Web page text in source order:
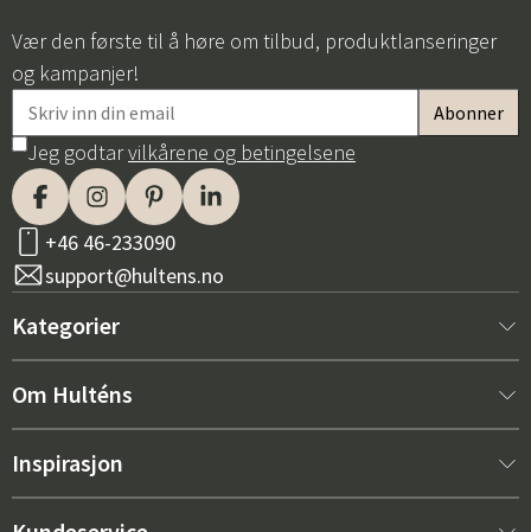
Vær den første til å høre om tilbud, produktlanseringer
og kampanjer!
Jeg godtarvilkårene og betingelsene
+46 46-233090
support@hultens.no
Kategorier
Nytt hos oss
Innredning
Om Hulténs
Om Hulténs
Inspirasjon
Bestselger